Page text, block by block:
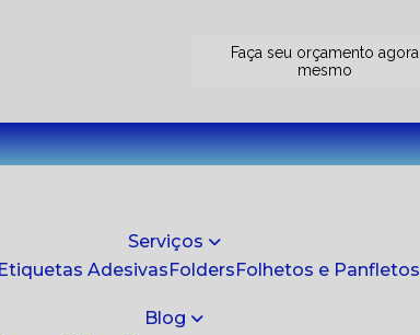
Faça seu orçamento agora
mesmo
Serviços
Etiquetas Adesivas Folders Folhetos e Panfletos
Blog